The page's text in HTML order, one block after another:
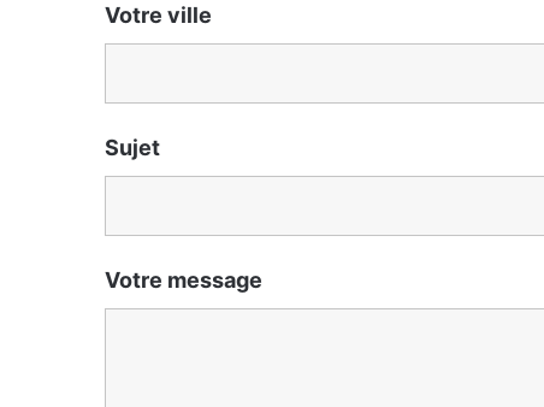
Votre ville
Sujet
Votre message